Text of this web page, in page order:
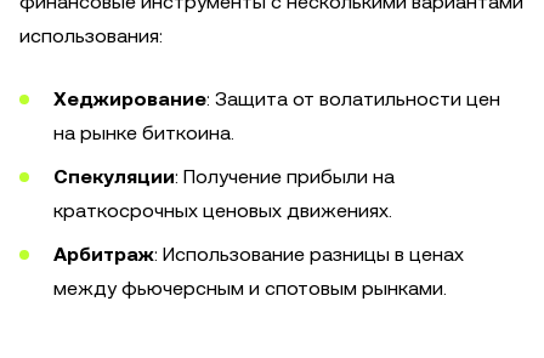
использования:
Хеджирование: Защита от волатильности цен
на рынке биткоина.
Спекуляции: Получение прибыли на
краткосрочных ценовых движениях.
Арбитраж: Использование разницы в ценах
между фьючерсным и спотовым рынками.